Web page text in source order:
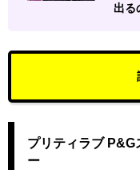
出る
プリティラブ P&G
ー